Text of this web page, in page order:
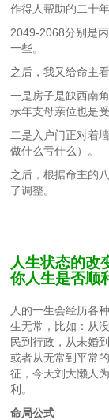
作得人帮助的二十
2049-2068分别是
一些。
之后，我又给命主
一是房子是缺西南
示年支母亲位也是
二是入户门正对着
做什么亏什么）。
之后，根据命主的
了调整。
人生状态的改
你人生是否顺
人的一生会经历各
生无常，比如：从
民到行政，从未婚
或者从无常到平常
征，今天刘大懒人
利。
命局公式